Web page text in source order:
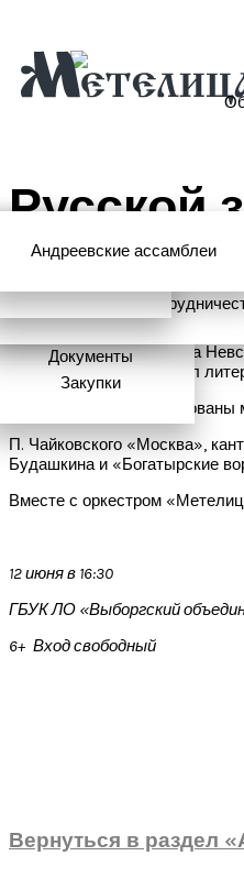
История
Состав
Документы
Закупки
Анонсы
Фото
Школьный абонемент
Приглашаем к
2026 год
Андреевские ассамблеи
Русской
К 800-летию Александра
Игоря Тонина подготовил
В композиции
П. Чайковского «Москва»,
Будашкина и «Богатырские
Вместе с оркестром
12 июня в 16:30
ГБУК ЛО «Выборгский
6+ Вход свободный
Вернуться в раздел